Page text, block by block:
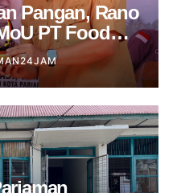
Pangan, Rano
PT Food
Pariaman